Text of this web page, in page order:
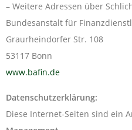
– Weitere Adressen über
Bundesanstalt für
Graurheindorfer Str. 108
53117 Bonn
www.bafin.de
Datenschutzerklärung:
Diese Internet-Seiten sind ein